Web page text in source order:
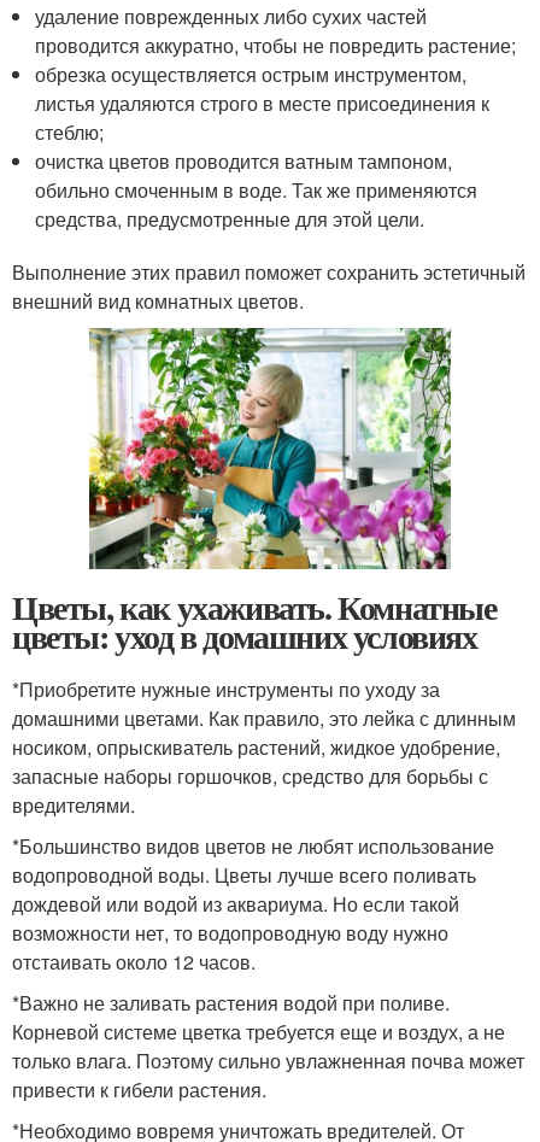
удаление поврежденных либо сухих частей
проводится аккуратно, чтобы не повредить растение;
обрезка осуществляется острым инструментом,
листья удаляются строго в месте присоединения к
стеблю;
очистка цветов проводится ватным тампоном,
обильно смоченным в воде. Так же применяются
средства, предусмотренные для этой цели.
Выполнение этих правил поможет сохранить эстетичный
внешний вид комнатных цветов.
Цветы, как ухаживать. Комнатные
цветы: уход в домашних условиях
*Приобретите нужные инструменты по уходу за
домашними цветами. Как правило, это лейка с длинным
носиком, опрыскиватель растений, жидкое удобрение,
запасные наборы горшочков, средство для борьбы с
вредителями.
*Большинство видов цветов не любят использование
водопроводной воды. Цветы лучше всего поливать
дождевой или водой из аквариума. Но если такой
возможности нет, то водопроводную воду нужно
отстаивать около 12 часов.
*Важно не заливать растения водой при поливе.
Корневой системе цветка требуется еще и воздух, а не
только влага. Поэтому сильно увлажненная почва может
привести к гибели растения.
*Необходимо вовремя уничтожать вредителей. От